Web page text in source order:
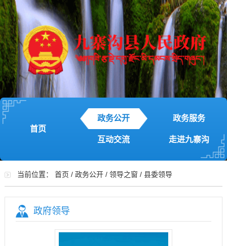
首页
政务公开 政务服务
互动交流 走进九寨沟
当前位置： 首页 / 政务公开/ 领导之窗 / 县委领导
政府领导